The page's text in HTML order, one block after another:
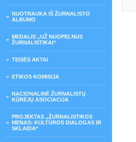
NUOTRAUKA IŠ ŽURNALISTO
ALBUMO
MEDALIS „UŽ NUOPELNUS
ŽURNALISTIKAI“
TEISĖS AKTAI
ETIKOS KOMISIJA
NACIONALINĖ ŽURNALISTŲ
KŪRĖJŲ ASOCIACIJA
PROJEKTAS „ŽURNALISTIKOS
MENAS: KULTŪROS DIALOGAS IR
SKLAIDA“